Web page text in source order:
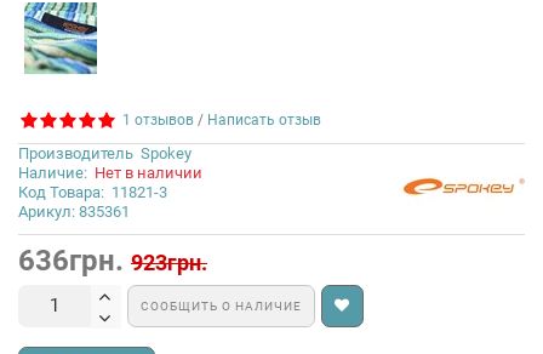
1 отзывов / Написать отзыв
Производитель Spokey
Наличие: Нет в наличии
Код Товара: 11821-3
Арикул: 835361
636грн. 923грн.
СООБЩИТЬ О НАЛИЧИЕ